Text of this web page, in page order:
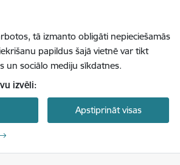
tā izmanto obligāti nepieciešamās
papildus šajā vietnē var tikt
un sociālo mediju sīkdatnes.
izvēli:
Apstiprināt visas